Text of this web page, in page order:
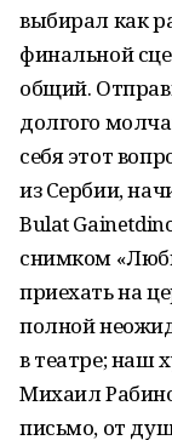
выбирал как
финальной
общий.
долгого
себя этот
из Сербии,
Bulat
снимком
приехать на
полной
в театре; наш
Михаил
письмо, от